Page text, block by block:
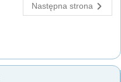
Następna strona